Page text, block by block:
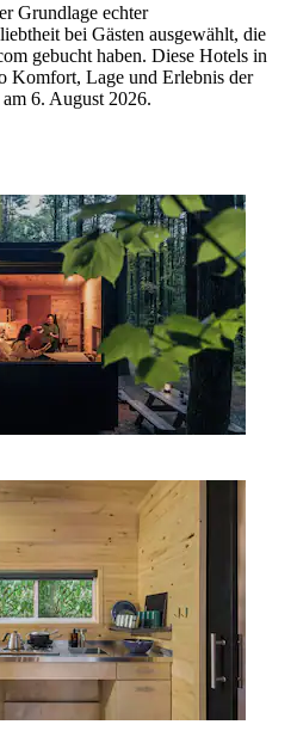
Grundlage echter
bei Gästen ausgewählt, die
gebucht haben. Diese Hotels in
Komfort, Lage und Erlebnis der
6. August 2026.